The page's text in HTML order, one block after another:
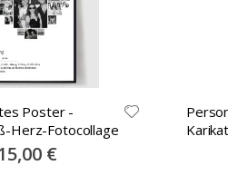
Poster -
Herz-Fotocollage
Price €